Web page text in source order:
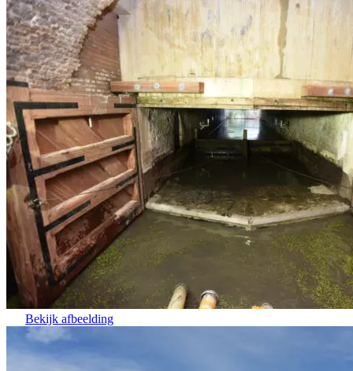
Bekijk afbeelding